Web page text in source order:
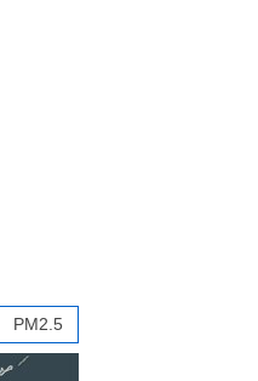
PM2.5